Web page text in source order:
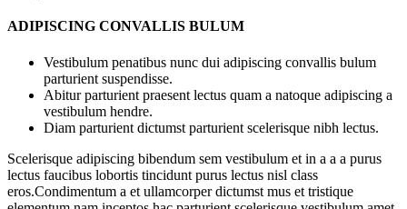
ADIPISCING CONVALLIS BULUM
Vestibulum penatibus nunc dui adipiscing convallis bulum
parturient suspendisse.
Abitur parturient praesent lectus quam a natoque adipiscing a
vestibulum hendre.
Diam parturient dictumst parturient scelerisque nibh lectus.
Scelerisque adipiscing bibendum sem vestibulum et in a a a purus
lectus faucibus lobortis tincidunt purus lectus nisl class
eros.Condimentum a et ullamcorper dictumst mus et tristique